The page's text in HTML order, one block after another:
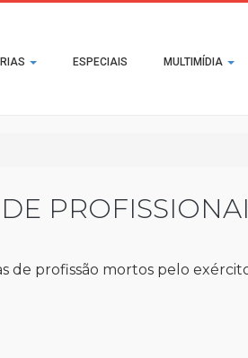
ESPECIAIS MULTIMÍDIA
de profissão mortos pelo